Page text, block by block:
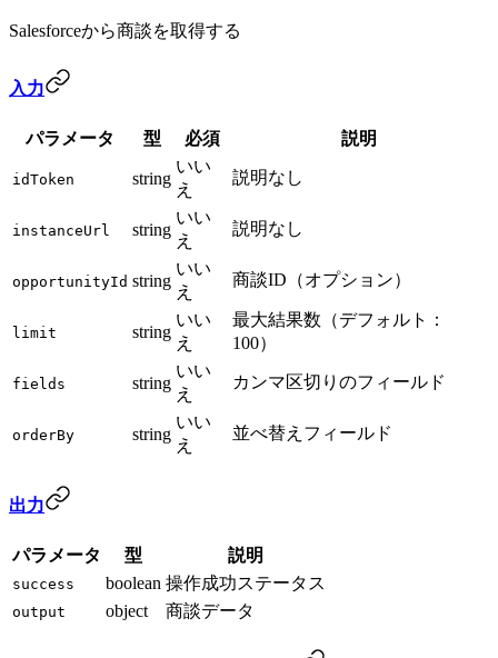
Salesforceから商談を取得する
入力
パラメータ 型 必須 説明
idToken string
いい
え
説明なし
instanceUrl string
いい
え
説明なし
opportunityId string
いい
え
商談ID（オプション）
limit string
いい
え
最大結果数（デフォルト：
100）
fields string
いい
え
カンマ区切りのフィールド
orderBy string
いい
え
並べ替えフィールド
出力
パラメータ 型 説明
success boolean 操作成功ステータス
output object 商談データ